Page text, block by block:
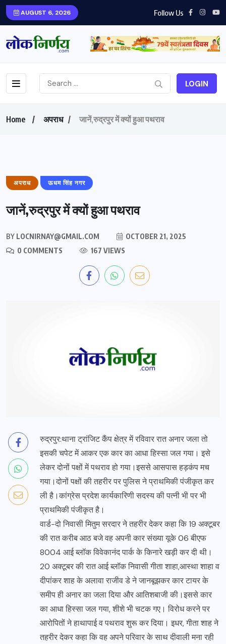
AUGUST 6, 2026 Follow Us
LOGIN
Home अपराध जानें,रुद्रपुर में क्यों हुआ पथराव
अपराध ऊधम सिंह नगर
जानें,रुद्रपुर में क्यों हुआ पथराव
BY LOCNIRNAY@GMAIL.COM
OCTOBER 21, 2025
0 COMMENTS
167 VIEWS
रुद्रपुर:थाना ट्रांजिट कैंप क्षेत्र में रविवार रात अनार जला तो
इसकी चपेट में आकर एक कार का आधा हिस्सा जल गया। इसे
लेकर दोनों पक्षों में पथराव हो गया।इससे आसपास हड़कंप मच
गया।दोनों पक्षों की तहरीर पर पुलिस ने प्राथमिकी पंजीकृत कर
ली है।कांग्रेस प्रदेश कार्यकारिणी सदस्य की पत्नी भी पर भी
प्राथमिकी पंजीकृत है।
वार्ड-दो निवासी मितुम सरदार ने तहरीर देकर कहा कि 19 अक्टूबर
की रात करीब आठ बजे वह अपनी कार संख्या यूके 06 बीएफ
8004 आई ब्लॉक विवेकानंद पार्क के किनारे खड़ी कर दी थी।
20 अक्टूबर की रात आई ब्लॉक निवासी गीता शाहा,आस्था शाहा व
दीपांकर शाह के अलावा राजीव डे ने जानबूझकर कार टायर के
समीप ही अनार का जला दिया और आतिशबाजी की।इससे कार
का आधा हिस्सा जल गया, शीशे भी चटक गए। विरोध करने पर
आरोपितों ने हाथापाई व पथराव शुरू कर दिया। इधर, गीता शाह ने
तहरीर देकर कहा कि वह अपने परिवार के साथ दीवाली मना रही